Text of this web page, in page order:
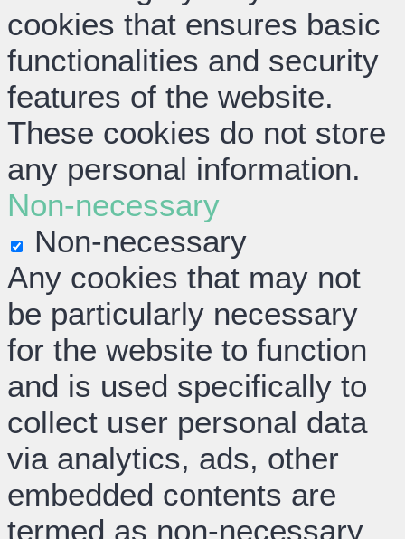
cookies that ensures basic
functionalities and security
features of the website.
These cookies do not store
any personal information.
Non-necessary
Non-necessary
Any cookies that may not
be particularly necessary
for the website to function
and is used specifically to
collect user personal data
via analytics, ads, other
embedded contents are
termed as non-necessary